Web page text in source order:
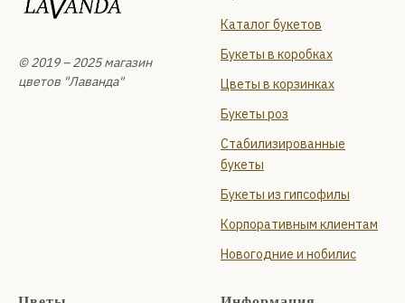
© 2019 – 2025 магазин
цветов "Лаванда"
Каталог букетов
Букеты в коробках
Цветы в корзинках
Букеты роз
Стабилизированные
букеты
Букеты из гипсофилы
Корпоративным клиентам
Новогодние и нобилис